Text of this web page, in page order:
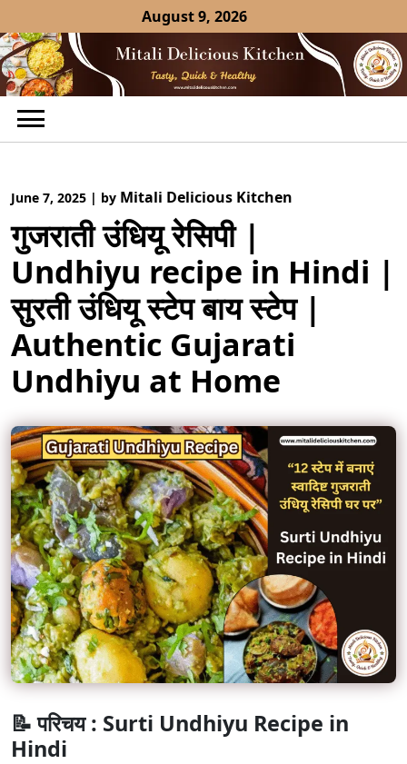
to
content
August 9, 2026
June 7, 2025 | by Mitali Delicious Kitchen
गुजराती उंधियू रेसिपी |
Undhiyu recipe in Hindi |
सुरती उंधियू स्टेप बाय स्टेप |
Authentic Gujarati
Undhiyu at Home
📝 परिचय : Surti Undhiyu Recipe in
Hindi